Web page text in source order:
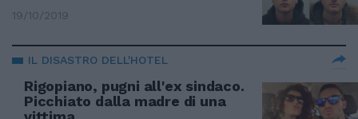
19/10/2019
IL DISASTRO DELL'HOTEL
Rigopiano, pugni all'ex sindaco.
Picchiato dalla madre di una